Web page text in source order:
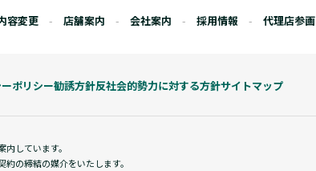
容変更 店舗案内 会社案内 採用情報 代理店参画
ポリシー勧誘方針反社会的勢力に対する方針サイトマップ
しています。
の締結の媒介をいたします。